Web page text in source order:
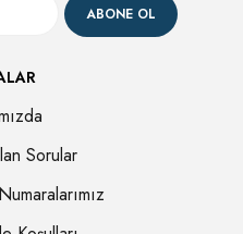
ABONE OL
Sorular